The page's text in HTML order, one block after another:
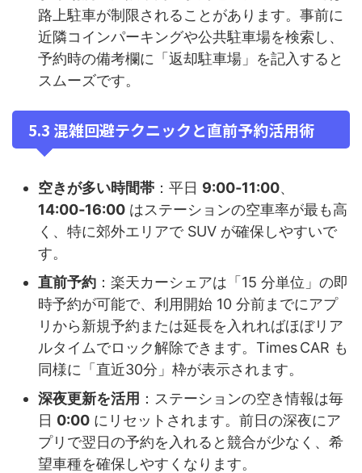
路上駐車が制限されることがあります。事前に
近隣コインパーキングや公共駐車場を検索し、
予約時の備考欄に「返却駐車場」を記入すると
スムーズです。
5.3 混雑回避テクニックと直前予約活用術
空きが多い時間帯 ：平日 9:00‑11:00、
14:00‑16:00 はステーションの空車率が最も高
く、特に郊外エリアで SUV が確保しやすいで
す。
直前予約 ：楽天カーシェアは「15 分単位」の即
時予約が可能で、利用開始 10 分前までにアプ
リから新規予約または延長を入れればほぼリア
ルタイムでロック解除できます。Times CAR も
同様に「直近30分」枠が表示されます。
深夜更新を活用 ：ステーションの空き情報は毎
日 0:00 にリセットされます。前日の深夜にア
プリで翌日の予約を入れると競合が少なく、希
望車種を確保しやすくなります。